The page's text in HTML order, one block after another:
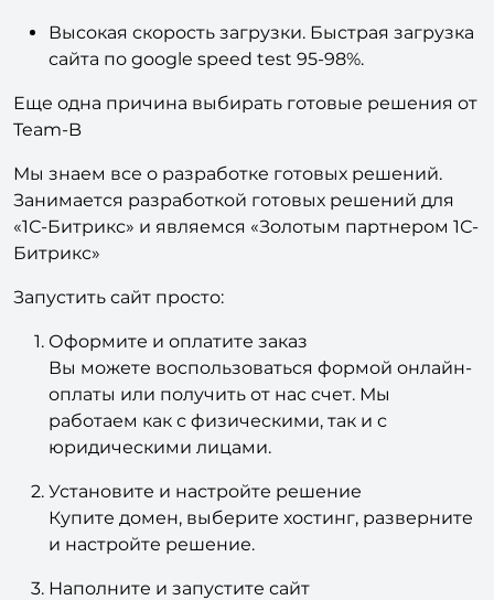
Высокая скорость загрузки. Быстрая загрузка
сайта по google speed test 95-98%.
Еще одна причина выбирать готовые решения от
Team-B
Мы знаем все о разработке готовых решений.
Занимается разработкой готовых решений для
«1С-Битрикс» и являемся «Золотым партнером 1С-
Битрикс»
Запустить сайт просто:
Оформите и оплатите заказ
Вы можете воспользоваться формой онлайн-
оплаты или получить от нас счет. Мы
работаем как с физическими, так и с
юридическими лицами.
Установите и настройте решение
Купите домен, выберите хостинг, разверните
и настройте решение.
Наполните и запустите сайт